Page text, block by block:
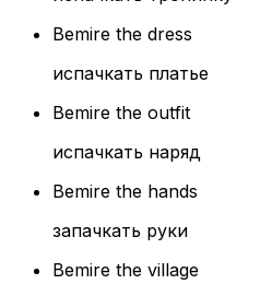
Bemire the dress
испачкать платье
Bemire the outfit
испачкать наряд
Bemire the hands
запачкать руки
Bemire the village